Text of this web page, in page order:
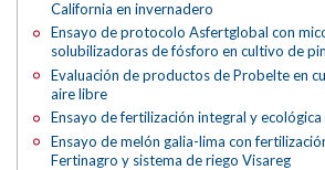
California en invernadero
Ensayo de protocolo Asfertglobal con
solubilizadoras de fósforo en cultivo de
Evaluación de productos de Probelte en
aire libre
Ensayo de fertilización integral y
Ensayo de melón galia-lima con
Fertinagro y sistema de riego Visareg